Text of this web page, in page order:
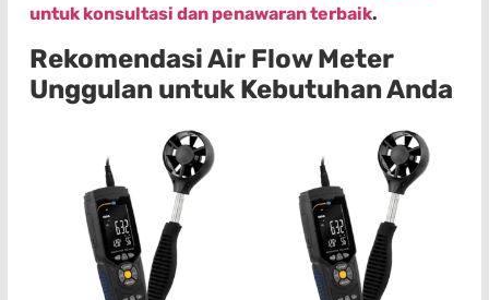
untuk konsultasi dan penawaran terbaik.
Rekomendasi Air Flow Meter
Unggulan untuk Kebutuhan Anda